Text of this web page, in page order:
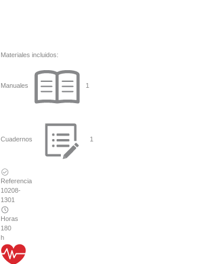
Materiales incluidos:
Manuales 1
Cuadernos 1
Referencia
10208-
1301
Horas
180
h